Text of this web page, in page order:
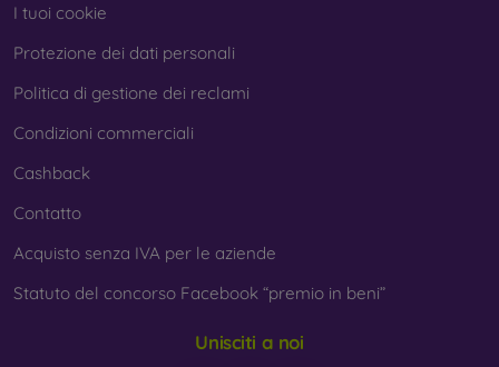
I tuoi cookie
Protezione dei dati personali
Politica di gestione dei reclami
Condizioni commerciali
Cashback
Contatto
Acquisto senza IVA per le aziende
Statuto del concorso Facebook “premio in beni”
Unisciti a noi